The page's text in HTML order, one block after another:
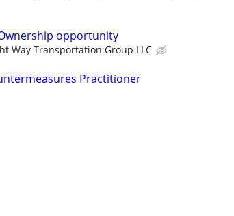
opportunity
Way Transportation Group LLC
Practitioner